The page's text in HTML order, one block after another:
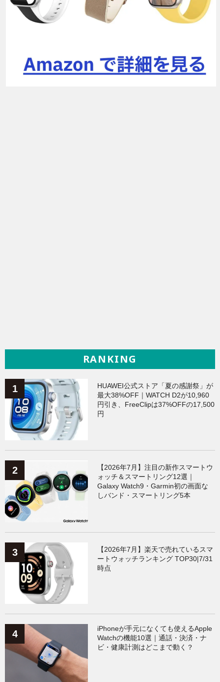
RANKING
HUAWEI公式ストア「夏の感謝祭」が
最大38%OFF｜WATCH D2が10,960
円引き、FreeClipは37%OFFの17,500
円
【2026年7月】注目の新作スマートウ
ォッチ＆スマートリング12選｜
Galaxy Watch9・Garmin初の画面な
しバンド・スマートリング5本
【2026年7月】楽天で売れているスマ
ートウォッチランキング TOP30|7/31
時点
iPhoneが手元になくても使えるApple
Watchの機能10選｜通話・決済・ナ
ビ・健康計測はどこまで動く？